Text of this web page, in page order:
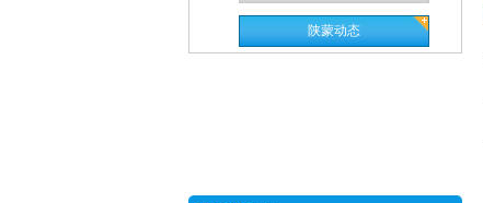
陕蒙动态